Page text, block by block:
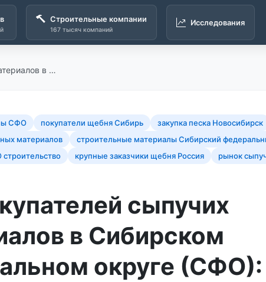
Строительные компании
167 тысяч компаний
Исследования
в …
СФО покупатели щебня Сибирь
закупка песка Новосибирск
материалов
строительные материалы Сибирский
крупные заказчики щебня Россия
рынок
сыпучих
в Сибирском
округе (СФО):